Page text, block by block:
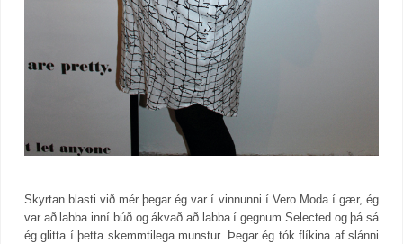
Skyrtan blasti við mér þegar ég var í vinnunni í Vero Moda í gær, ég
var að labba inní búð og ákvað að labba í gegnum Selected og þá sá
ég glitta í þetta skemmtilega munstur. Þegar ég tók flíkina af slánni